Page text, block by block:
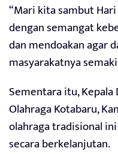
“Mari kita sambut
dengan semangat
dan mendoakan agar
masyarakatnya
Sementara itu, Kepala
Olahraga Kotabaru,
olahraga tradisional
secara berkelanjutan.